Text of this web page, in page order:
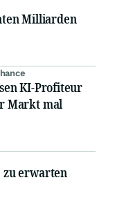
Milliarden
KI-Profiteur
Markt mal
zu erwarten